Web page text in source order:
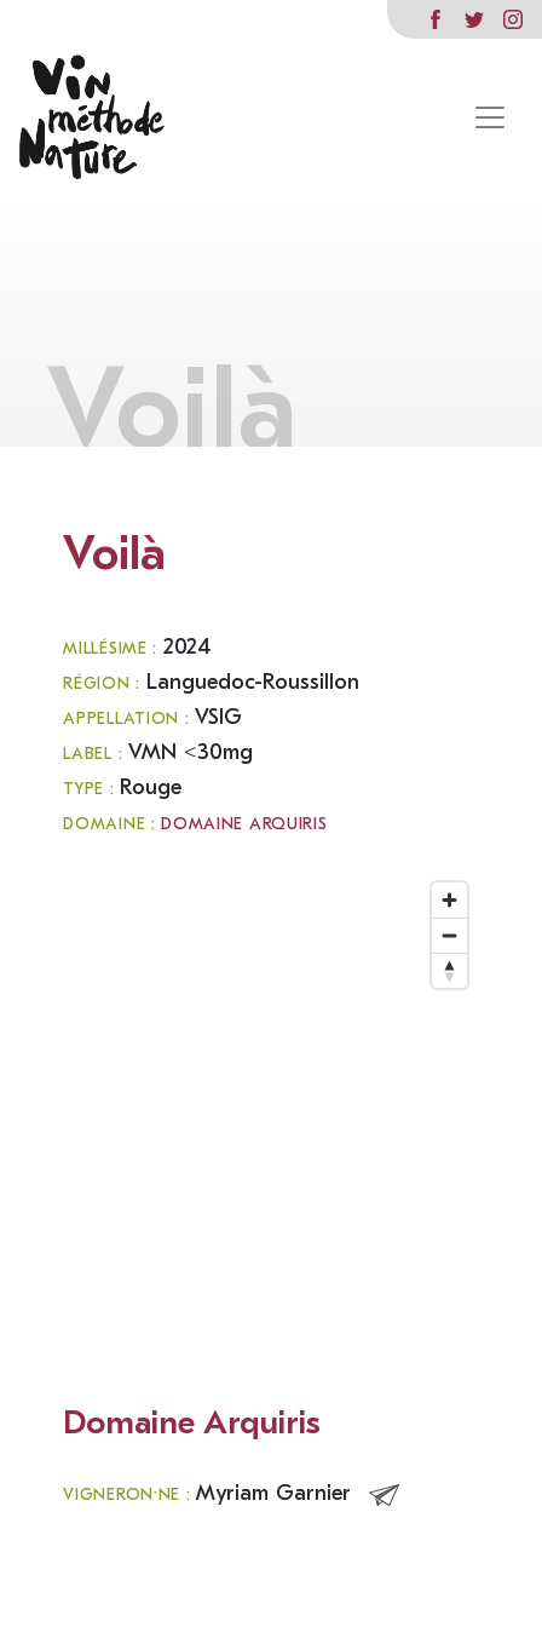
Voilà
Voilà
MILLÉSIME : 2024
RÉGION : Languedoc-Roussillon
APPELLATION : VSIG
LABEL : VMN <30mg
TYPE : Rouge
DOMAINE :DOMAINE ARQUIRIS
Domaine Arquiris
VIGNERON·NE :Myriam Garnier